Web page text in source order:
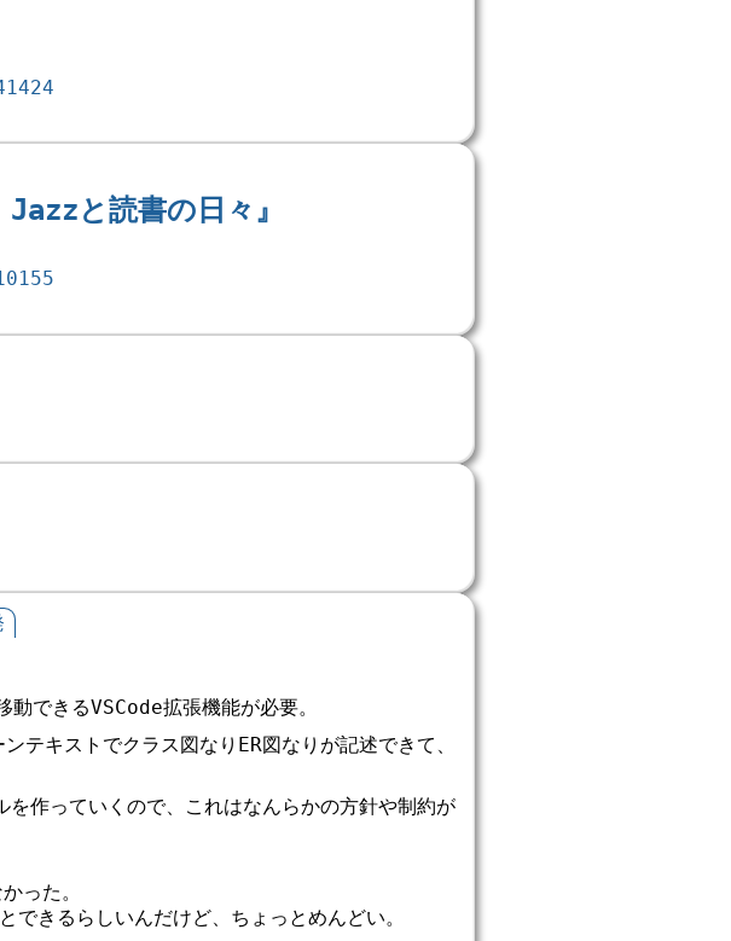
と読書の日々』
動できるVSCode拡張機能が必要。
キストでクラス図なりER図なりが記述できて、
作っていくので、これはなんらかの方針や制約が
った。
きるらしいんだけど、ちょっとめんどい。